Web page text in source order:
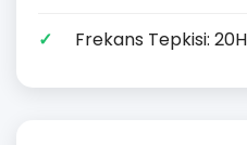
Frekans Tepkisi: